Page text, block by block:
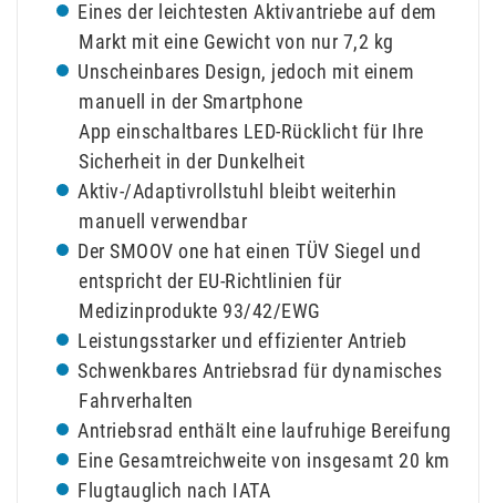
Eines der leichtesten Aktivantriebe auf dem
Markt mit eine Gewicht von nur 7,2 kg
Unscheinbares Design, jedoch mit einem
manuell in der Smartphone
App einschaltbares LED-Rücklicht für Ihre
Sicherheit in der Dunkelheit
Aktiv-/Adaptivrollstuhl bleibt weiterhin
manuell verwendbar
Der SMOOV one hat einen TÜV Siegel und
entspricht der EU-Richtlinien für
Medizinprodukte 93/42/EWG
Leistungsstarker und effizienter Antrieb
Schwenkbares Antriebsrad für dynamisches
Fahrverhalten
Antriebsrad enthält eine laufruhige Bereifung
Eine Gesamtreichweite von insgesamt 20 km
Flugtauglich nach IATA